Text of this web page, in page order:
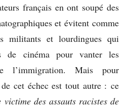
français en ont soupé des
et évitent comme
militants et lourdingues qui
de cinéma pour vanter les
l’immigration. Mais pour
cet échec est tout autre : ce
victime des assauts racistes de